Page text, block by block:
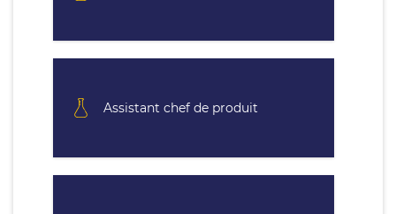
Assistant chef de produit